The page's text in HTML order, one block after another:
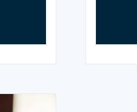
œnologique :